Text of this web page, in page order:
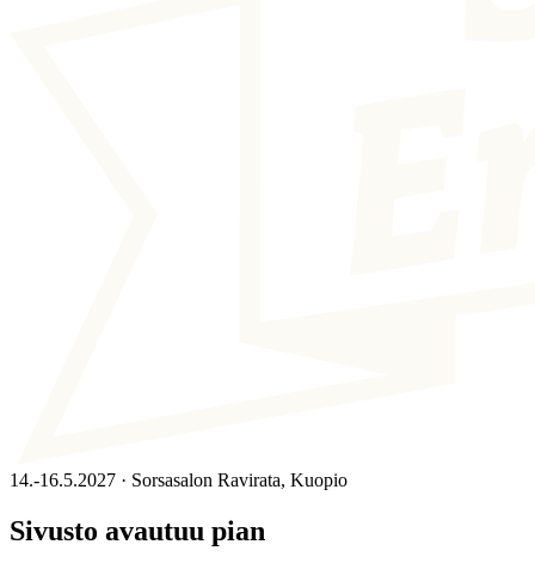
14.-16.5.2027 · Sorsasalon Ravirata, Kuopio
Sivusto avautuu pian